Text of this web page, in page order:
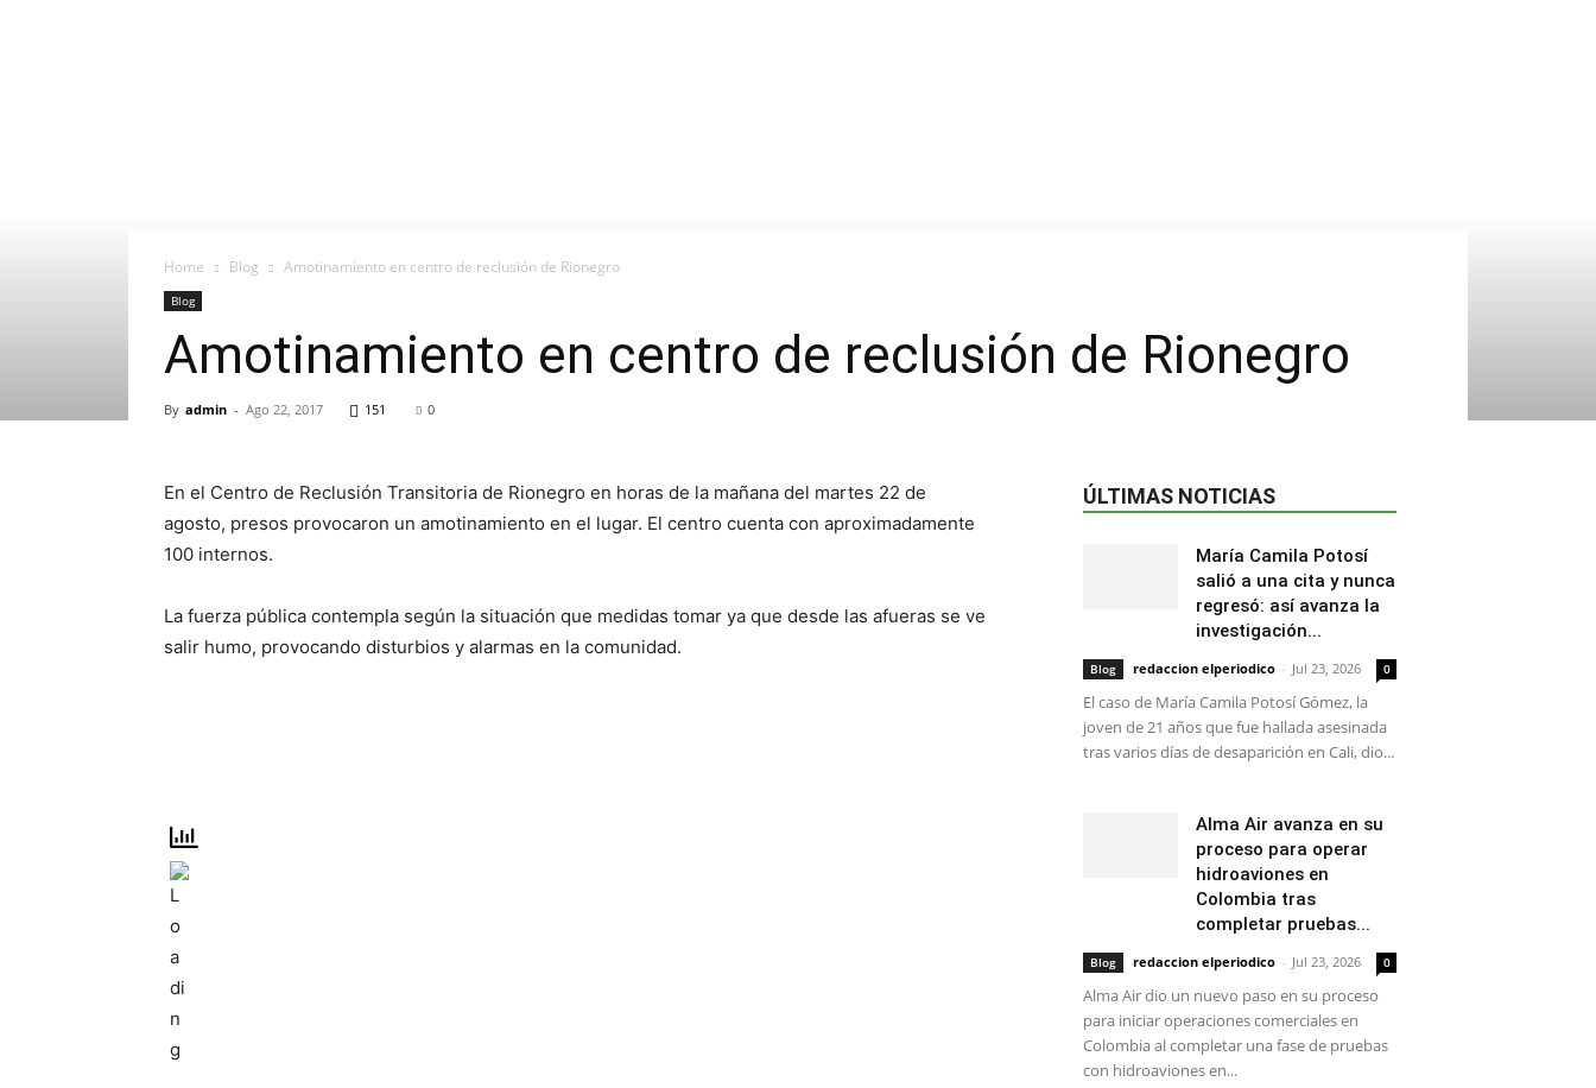
Home Blog Amotinamiento en centro de reclusión de Rionegro
Blog
Amotinamiento en centro de reclusión de Rionegro
By admin - Ago 22, 2017 151 0
En el Centro de Reclusión Transitoria de Rionegro en horas de la mañana del martes 22 de
agosto, presos provocaron un amotinamiento en el lugar. El centro cuenta con aproximadamente
100 internos.
La fuerza pública contempla según la situación que medidas tomar ya que desde las afueras se ve
salir humo, provocando disturbios y alarmas en la comunidad.
ÚLTIMAS NOTICIAS
María Camila Potosí
salió a una cita y nunca
regresó: así avanza la
investigación...
Blog redaccion elperiodico - Jul 23, 2026 0
El caso de María Camila Potosí Gómez, la
joven de 21 años que fue hallada asesinada
tras varios días de desaparición en Cali, dio...
Alma Air avanza en su
proceso para operar
hidroaviones en
Colombia tras
completar pruebas...
Blog redaccion elperiodico - Jul 23, 2026 0
Alma Air dio un nuevo paso en su proceso
para iniciar operaciones comerciales en
Colombia al completar una fase de pruebas
con hidroaviones en...